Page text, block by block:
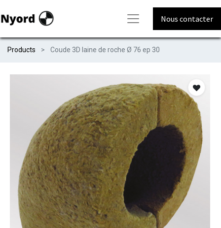
Nous contacter
Products Coude 3D laine de roche Ø 76 ep 30